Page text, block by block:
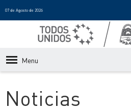
07 de Agosto de 2026
Menu
Noticias